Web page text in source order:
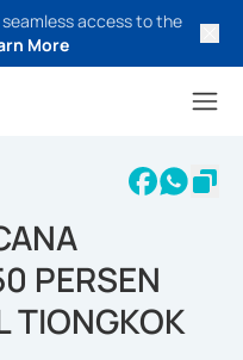
access to the
More
PERSEN
TIONGKOK